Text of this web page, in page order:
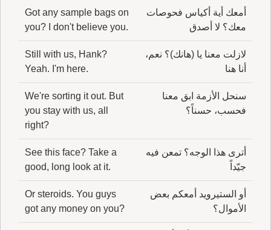
أمعك أية أكياس فحوصات
معك؟ لا أصدق
Got any sample bags on
you? I don't believe you.
لازلت معنا يا (هانك)؟ نعم،
أنا هنا
Still with us, Hank?
Yeah. I'm here.
سنحل الأزمة ابق معنا
فحسب، حسناً؟
We're sorting it out. But
you stay with us, all
right?
أترى هذا الوجه؟ تمعن فيه
جيّداً
See this face? Take a
good, long look at it.
أو الستيرويد أمعكم بعض
الأموال؟
Or steroids. You guys
got any money on you?